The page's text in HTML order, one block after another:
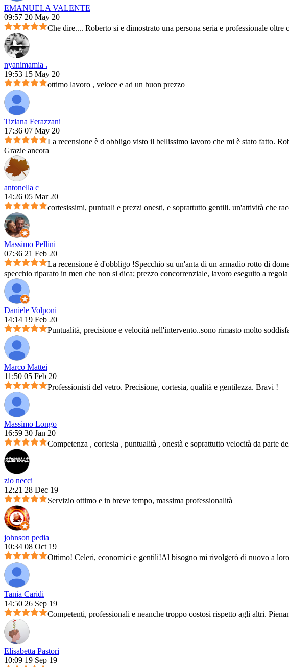
EMANUELA VALENTE
09:57 20 May 20
Che dire.... Roberto si e dimostrato una persona seria e professionale
nyanimamia .
19:53 15 May 20
ottimo lavoro , veloce e ad un buon prezzo
Tiziana Ferazzani
17:36 07 May 20
La recensione è d obbligo visto il bellissimo lavoro che mi è stato fatto.
Grazie ancora
antonella c
14:26 05 Mar 20
cortesissimi, puntuali e prezzi onesti, e soprattutto gentili. un'attività che
Massimo Pellini
07:36 21 Feb 20
La recensione è d'obbligo !Specchio su un'anta di un armadio rotto di
specchio riparato in men che non si dica; prezzo concorrenziale, lavoro eseguito a
Daniele Volponi
14:14 19 Feb 20
Puntualità, precisione e velocità nell'intervento..sono rimasto molto
Marco Mattei
11:50 05 Feb 20
Professionisti del vetro. Precisione, cortesia, qualità e gentilezza. Bravi !
Massimo Longo
16:59 30 Jan 20
Competenza , cortesia , puntualità , onestà e soprattutto velocità da parte
zio necci
12:21 28 Dec 19
Servizio ottimo e in breve tempo, massima professionalità
johnson pedia
10:34 08 Oct 19
Ottimo! Celeri, economici e gentili!Al bisogno mi rivolgerò di nuovo a
Tania Caridi
14:50 26 Sep 19
Competenti, professionali e neanche troppo costosi rispetto agli altri.
Elisabetta Pastori
10:09 19 Sep 19